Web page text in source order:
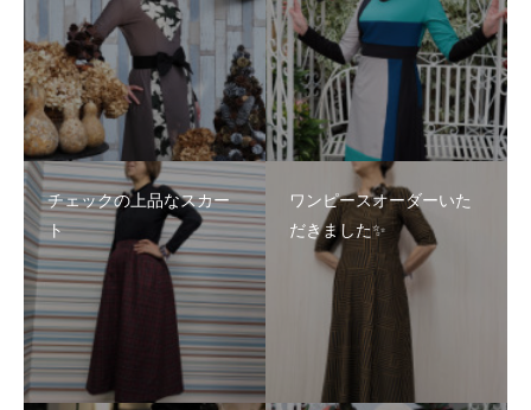
チェックの上品なスカー
ト
ワンピースオーダーいた
だきました✨